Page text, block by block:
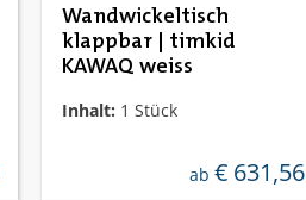
Wandwickeltisch
klappbar | timkid
KAWAQ weiss
Inhalt: 1 Stück
regulärer preis:
ab € 631,56